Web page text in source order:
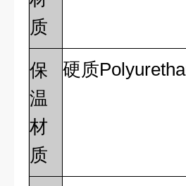
质
保
温
材
质
硬质